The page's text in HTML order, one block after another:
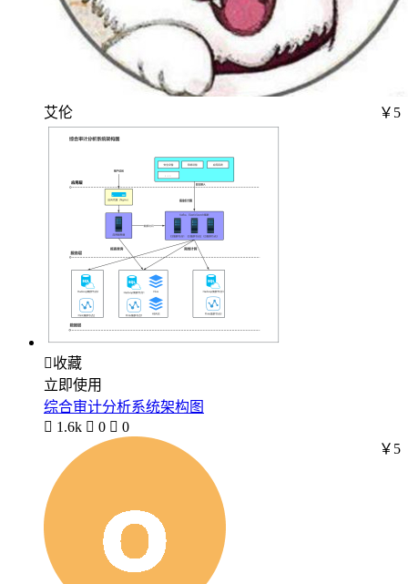
艾伦 ￥5
收藏
立即使用
综合审计分析系统架构图
 1.6k  0  0
￥5